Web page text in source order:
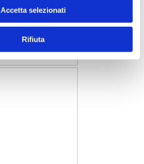
Accetta selezionati
Rifiuta